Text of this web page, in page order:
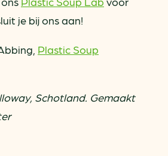
je bij ons aan!
Plastic Soup
Schotland. Gemaakt